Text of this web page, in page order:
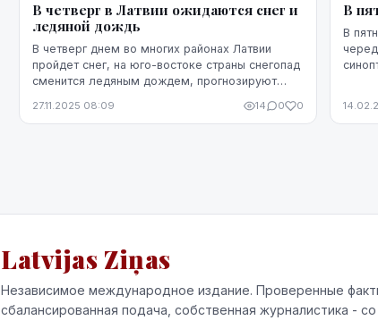
В четверг в Латвии ожидаются снег и
ледяной дождь
В четверг днем во многих районах Латвии
пройдет снег, на юго-востоке страны снегопад
сменится ледяным дождем, прогнозируют
27.11.2025 08:09 14 0 0
В
В
Latvijas Ziņas
Независимое международное издание. Проверенные
сбалансированная подача, собственная журналистика -